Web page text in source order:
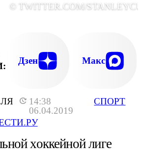
14:38
06.04.2019
СПОРТ
© TWITTER.COM/
Дзен Макс
хоккейной лиге